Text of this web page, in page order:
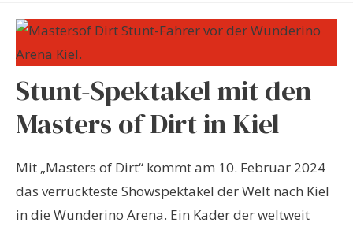
Stunt-Spektakel mit den
Masters of Dirt in Kiel
Mit „Masters of Dirt“ kommt am 10. Februar 2024
das verrückteste Showspektakel der Welt nach Kiel
in die Wunderino Arena. Ein Kader der weltweit